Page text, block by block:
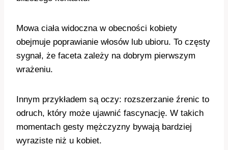
Mowa ciała widoczna w obecności kobiety
obejmuje poprawianie włosów lub ubioru. To częsty
sygnał, że faceta zależy na dobrym pierwszym
wrażeniu.
Innym przykładem są oczy: rozszerzanie źrenic to
odruch, który może ujawnić fascynację. W takich
momentach gesty mężczyzny bywają bardziej
wyraziste niż u kobiet.